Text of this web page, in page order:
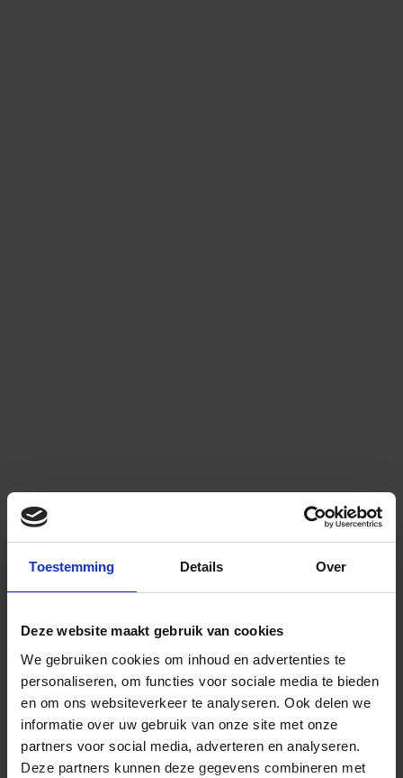
Toestemming Details Over
Deze website maakt gebruik van cookies
We gebruiken cookies om inhoud en advertenties te
personaliseren, om functies voor sociale media te bieden
en om ons websiteverkeer te analyseren. Ook delen we
informatie over uw gebruik van onze site met onze
partners voor social media, adverteren en analyseren.
Deze partners kunnen deze gegevens combineren met